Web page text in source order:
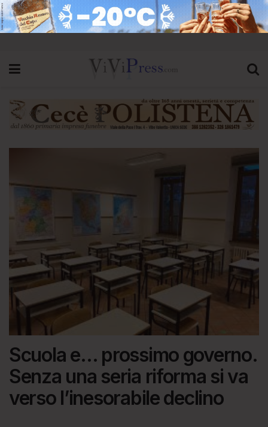
Scuola e… prossimo governo.
Senza una seria riforma si va
verso l’inesorabile declino